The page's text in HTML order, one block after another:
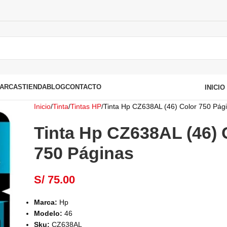
TIENDABLOGCONTACTO INICIO
Inicio Tinta Tintas HP Tinta Hp CZ638AL (46) Color 750
Tinta Hp CZ638AL (46)
750 Páginas
S/ 75.00
Marca: Hp
Modelo:46
Sku:CZ638AL